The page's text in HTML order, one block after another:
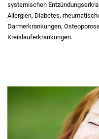
systemischen
Allergien, Diabetes,
Darmerkrankungen,
Kreislauferkrankungen.